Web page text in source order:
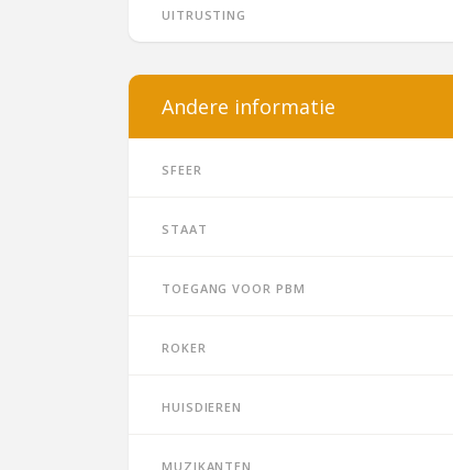
Uitrusting
Andere informatie
Sfeer
Staat
Toegang voor PBM
Roker
Huisdieren
Muzikanten